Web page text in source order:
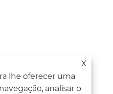
X
lhe oferecer uma
analisar o